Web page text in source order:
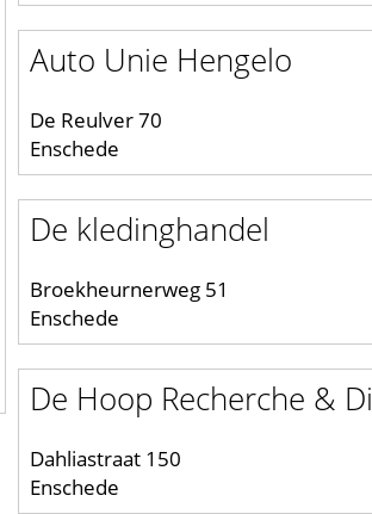
Auto Unie Hengelo
De Reulver 70
Enschede
De kledinghandel
Broekheurnerweg 51
Enschede
De Hoop Recherche &
Dahliastraat 150
Enschede